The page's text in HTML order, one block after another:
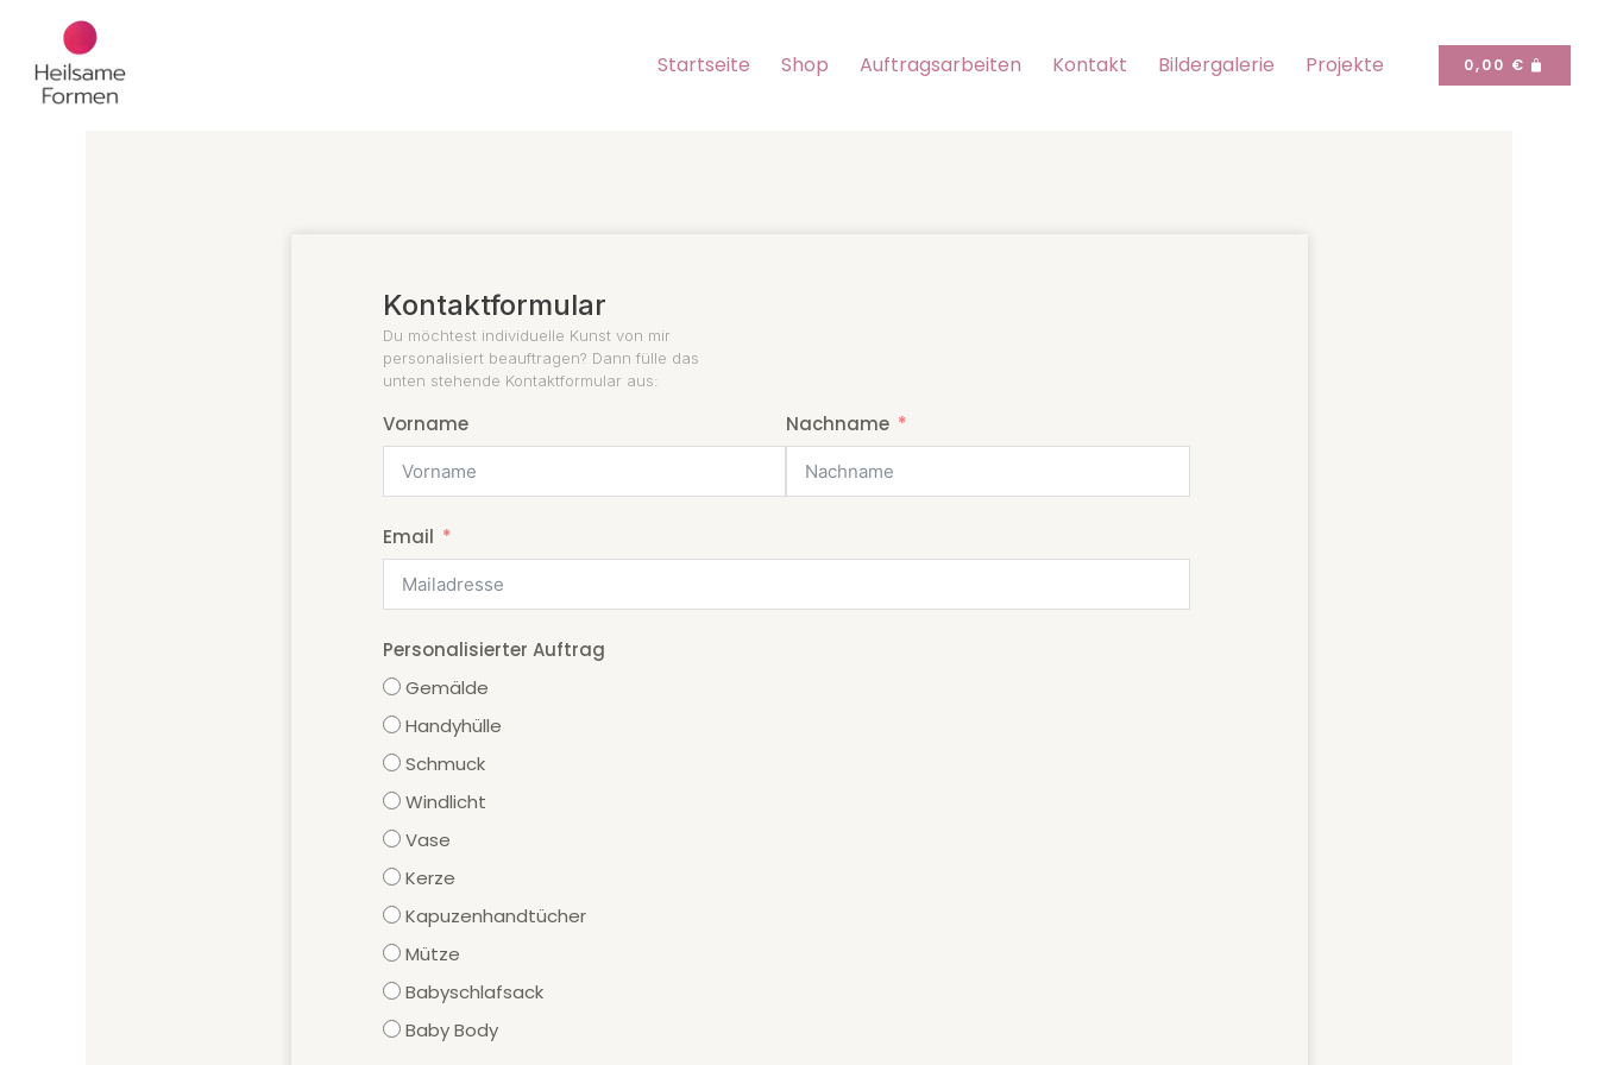
springen
Startseite Shop Auftragsarbeiten Kontakt Bildergalerie Projekte 0,00 €
Kontaktformular
Du möchtest individuelle Kunst von mir
personalisiert beauftragen? Dann fülle das
unten stehende Kontaktformular aus:
Vorname Nachname
Email
Personalisierter Auftrag
Gemälde
Handyhülle
Schmuck
Windlicht
Vase
Kerze
Kapuzenhandtücher
Mütze
Babyschlafsack
Baby Body